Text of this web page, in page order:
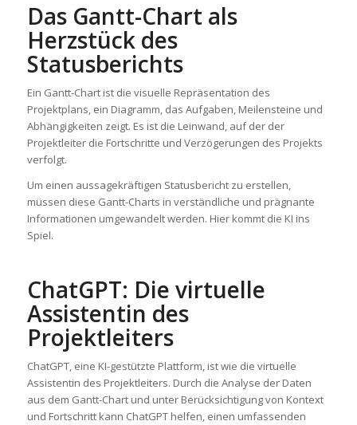
Das Gantt-Chart als
Herzstück des
Statusberichts
Ein Gantt-Chart ist die visuelle Repräsentation des
Projektplans, ein Diagramm, das Aufgaben, Meilensteine und
Abhängigkeiten zeigt. Es ist die Leinwand, auf der der
Projektleiter die Fortschritte und Verzögerungen des Projekts
verfolgt.
Um einen aussagekräftigen Statusbericht zu erstellen,
müssen diese Gantt-Charts in verständliche und prägnante
Informationen umgewandelt werden. Hier kommt die KI ins
Spiel.
ChatGPT: Die virtuelle
Assistentin des
Projektleiters
ChatGPT, eine KI-gestützte Plattform, ist wie die virtuelle
Assistentin des Projektleiters. Durch die Analyse der Daten
aus dem Gantt-Chart und unter Berücksichtigung von Kontext
und Fortschritt kann ChatGPT helfen, einen umfassenden